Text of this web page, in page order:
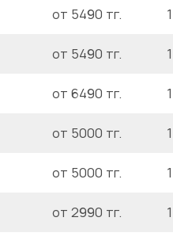
от 5490 тг.
от 5490 тг.
от 6490 тг.
от 5000 тг.
от 5000 тг.
от 2990 тг.